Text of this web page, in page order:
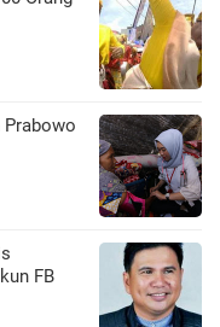
Prabowo
FB